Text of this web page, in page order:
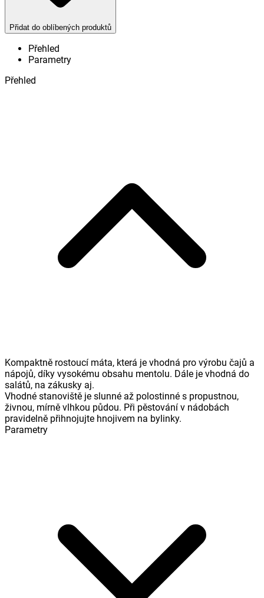
Přidat do oblíbených produktů
Přehled
Parametry
Přehled
Kompaktně rostoucí máta, která je vhodná pro výrobu čajů a
nápojů, díky vysokému obsahu mentolu. Dále je vhodná do
salátů, na zákusky aj.
Vhodné stanoviště je slunné až polostinné s propustnou,
živnou, mírně vlhkou půdou. Při pěstování v nádobách
pravidelně přihnojujte hnojivem na bylinky.
Parametry